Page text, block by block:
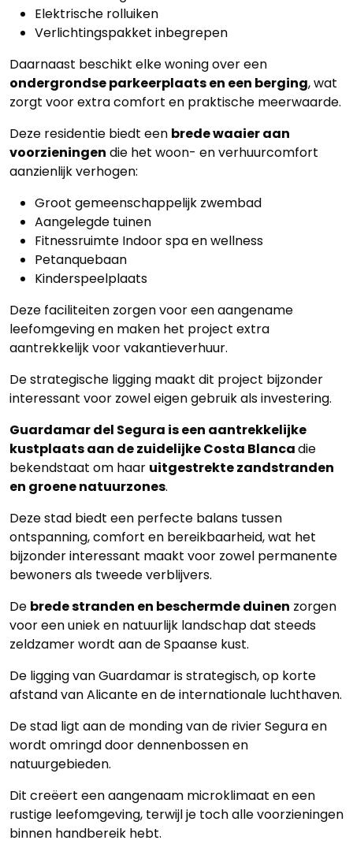
Home
Lopende
projecten
Alle
Panden
Elektrische rolluiken
Verlichtingspakket inbegrepen
Daarnaast beschikt elke woning over een
ondergrondse parkeerplaats en een berging, wat
zorgt voor extra comfort en praktische meerwaarde.
Deze residentie biedt een brede waaier aan
voorzieningen die het woon- en verhuurcomfort
aanzienlijk verhogen:
Groot gemeenschappelijk zwembad
Aangelegde tuinen
Fitnessruimte Indoor spa en wellness
Petanquebaan
Kinderspeelplaats
Deze faciliteiten zorgen voor een aangename
leefomgeving en maken het project extra
aantrekkelijk voor vakantieverhuur.
De strategische ligging maakt dit project bijzonder
interessant voor zowel eigen gebruik als investering.
Guardamar del Segura is een aantrekkelijke
kustplaats aan de zuidelijke Costa Blancadie
bekendstaat om haar uitgestrekte zandstranden
en groene natuurzones.
Deze stad biedt een perfecte balans tussen
ontspanning, comfort en bereikbaarheid, wat het
bijzonder interessant maakt voor zowel permanente
bewoners als tweede verblijvers.
De brede stranden en beschermde duinen zorgen
voor een uniek en natuurlijk landschap dat steeds
zeldzamer wordt aan de Spaanse kust.
De ligging van Guardamar is strategisch, op korte
afstand van Alicante en de internationale luchthaven.
De stad ligt aan de monding van de rivier Segura en
wordt omringd door dennenbossen en
natuurgebieden.
Dit creëert een aangenaam microklimaat en een
rustige leefomgeving, terwijl je toch alle voorzieningen
binnen handbereik hebt.